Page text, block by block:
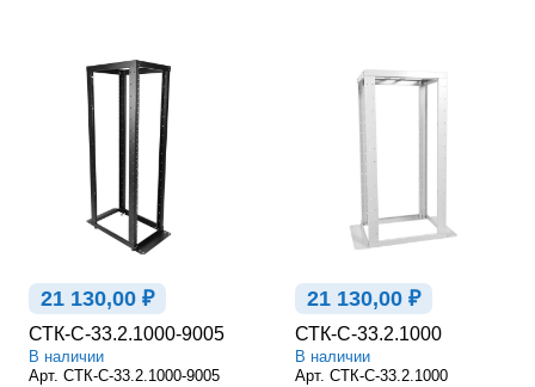
21 130,00 ₽
СТК-С-33.2.1000-9005
В наличии
Арт. СТК-С-33.2.1000-9005
21 130,00 ₽
СТК-С-33.2.1000
В наличии
Арт. СТК-С-33.2.1000